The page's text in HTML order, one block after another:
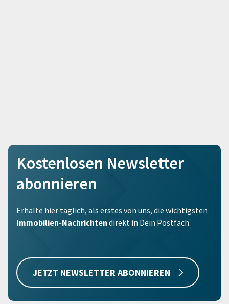
Kostenlosen Newsletter
abonnieren
Erhalte hier täglich, als erstes von uns, die wichtigsten
Immobilien-Nachrichten direkt in Dein Postfach.
JETZT NEWSLETTER ABONNIEREN